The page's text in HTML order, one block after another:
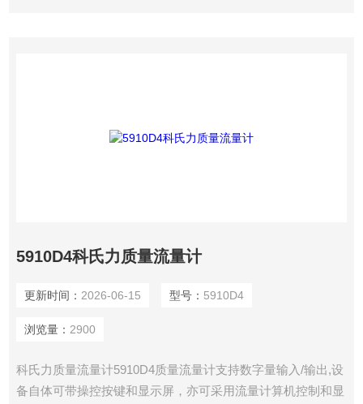
5910D4科氏力质量流量计
更新时间： 2026-06-15 型号： 5910D4
浏览量： 2900
科氏力质量流量计5910D4质量流量计支持数字量输入/输出,设
备自体可带操控按键和显示屏，亦可采用流量计算机控制和显